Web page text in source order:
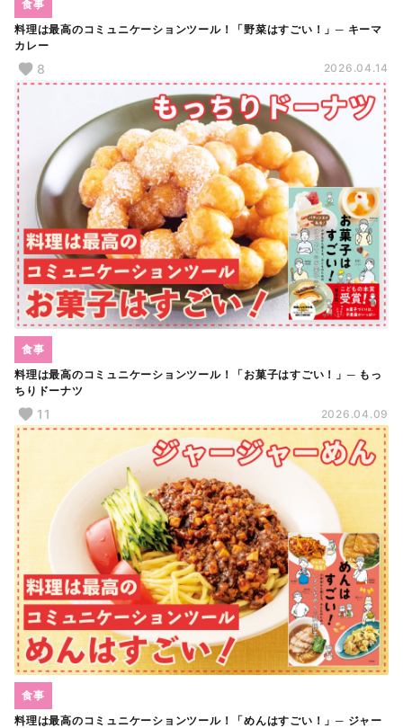
料理は最高のコミュニケーションツール！「野菜はすごい！」─ キーマ
カレー
食事
8 2026.04.14
料理は最高のコミュニケーションツール！「お菓子はすごい！」─ もっ
ちりドーナツ
食事
11 2026.04.09
料理は最高のコミュニケーションツール！「めんはすごい！」─ ジャー
食事